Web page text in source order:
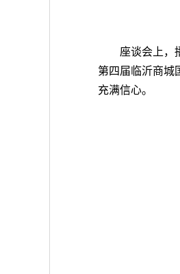
座谈会上，
第四届临沂商城
充满信心。